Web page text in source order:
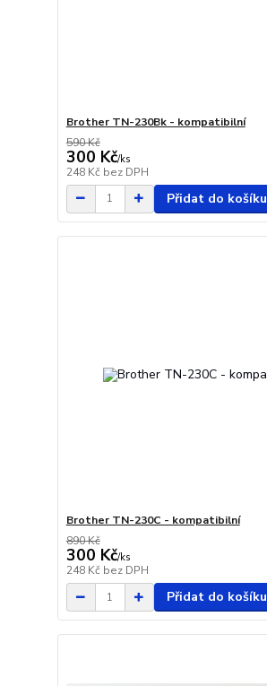
Brother TN-230Bk - kompatibilní
590 Kč
300 Kč/ks
248 Kč bez DPH
Přidat do košíku
Brother TN-230C - kompatibilní
890 Kč
300 Kč/ks
248 Kč bez DPH
Přidat do košíku